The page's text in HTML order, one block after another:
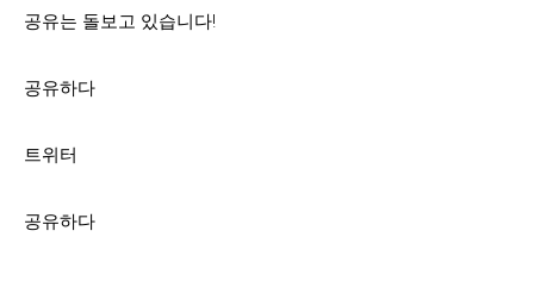
공유는 돌보고 있습니다!
공유하다
트위터
공유하다